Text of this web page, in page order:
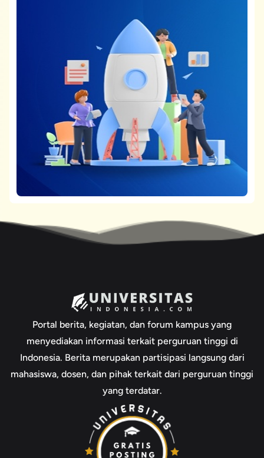
Portal berita, kegiatan, dan forum kampus yang
menyediakan informasi terkait perguruan tinggi di
Indonesia. Berita merupakan partisipasi langsung dari
mahasiswa, dosen, dan pihak terkait dari perguruan tinggi
yang terdatar.